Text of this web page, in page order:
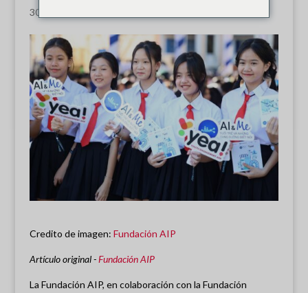
30 de junio de 2024
Credito de imagen: Fundación AIP
Artículo original -Fundación AIP
La Fundación AIP, en colaboración con la Fundación